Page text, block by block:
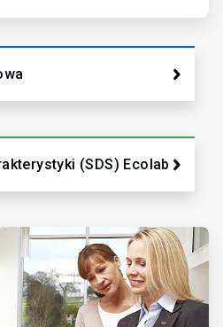
(SDS) Ecolab